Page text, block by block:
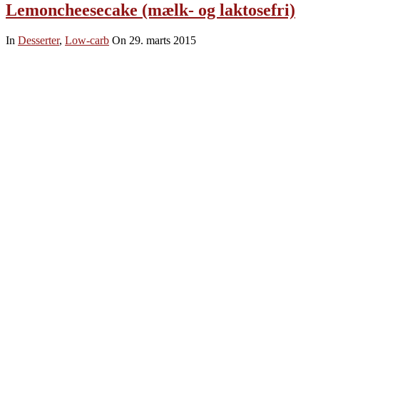
Lemoncheesecake (mælk- og laktosefri)
In Desserter, Low-carb On 29. marts 2015